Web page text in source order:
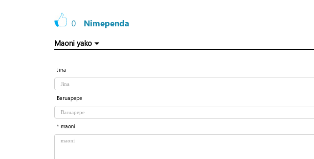
0 Nimependa
Maoni yako
Jina
Baruapepe
* maoni